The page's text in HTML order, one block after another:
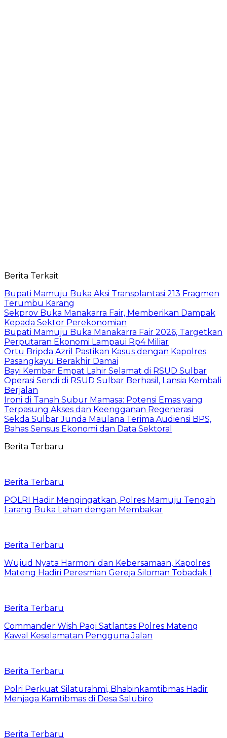
Berita Terkait
Bupati Mamuju Buka Aksi Transplantasi 213 Fragmen
Terumbu Karang
Sekprov Buka Manakarra Fair, Memberikan Dampak
Kepada Sektor Perekonomian
Bupati Mamuju Buka Manakarra Fair 2026, Targetkan
Perputaran Ekonomi Lampaui Rp4 Miliar
Ortu Bripda Azril Pastikan Kasus dengan Kapolres
Pasangkayu Berakhir Damai
Bayi Kembar Empat Lahir Selamat di RSUD Sulbar
Operasi Sendi di RSUD Sulbar Berhasil, Lansia Kembali
Berjalan
Ironi di Tanah Subur Mamasa: Potensi Emas yang
Terpasung Akses dan Keengganan Regenerasi
Sekda Sulbar Junda Maulana Terima Audiensi BPS,
Bahas Sensus Ekonomi dan Data Sektoral
Berita Terbaru
Berita Terbaru
POLRI Hadir Mengingatkan, Polres Mamuju Tengah
Larang Buka Lahan dengan Membakar
Berita Terbaru
Wujud Nyata Harmoni dan Kebersamaan, Kapolres
Mateng Hadiri Peresmian Gereja Siloman Tobadak l
Berita Terbaru
Commander Wish Pagi Satlantas Polres Mateng
Kawal Keselamatan Pengguna Jalan
Berita Terbaru
Polri Perkuat Silaturahmi, Bhabinkamtibmas Hadir
Menjaga Kamtibmas di Desa Salubiro
Berita Terbaru